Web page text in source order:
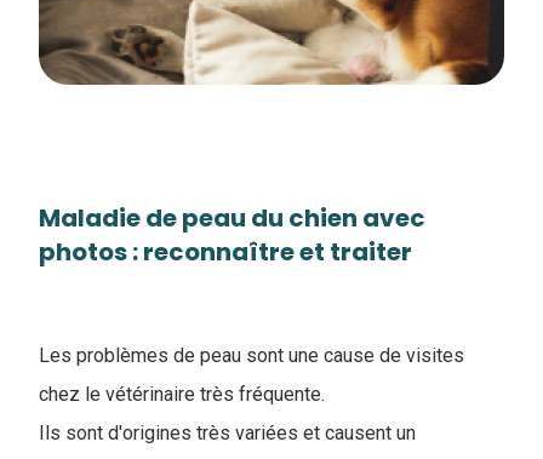
Maladie de peau du chien avec
photos : reconnaître et traiter
Les problèmes de peau sont une cause de visites
chez le vétérinaire très fréquente.
Ils sont d'origines très variées et causent un